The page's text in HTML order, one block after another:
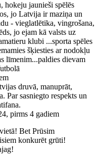
hokeju jaunieši spēlēs
jo Latvija ir maziņa un
- vieglatlētika, vingrošana,
jo ejam kā valsts uz
klubi ...sporta spēles
šķiesties ar nodokļu
līmenim...paldies dievam
druvā, manuprāt,
Par sasniegto respekts un
pirms 4 gadiem
Bet Prūsim
konkurēt grūti!